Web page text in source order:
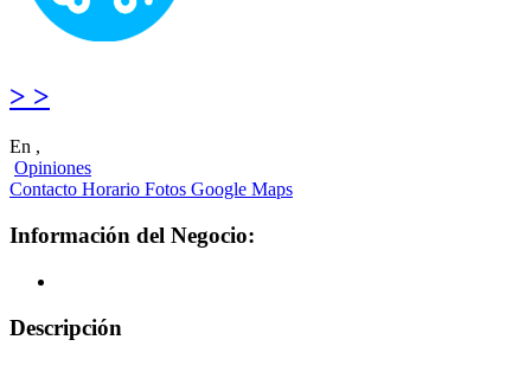
> >
En ,
Opiniones
Contacto Horario Fotos Google Maps
Información del Negocio:
Descripción